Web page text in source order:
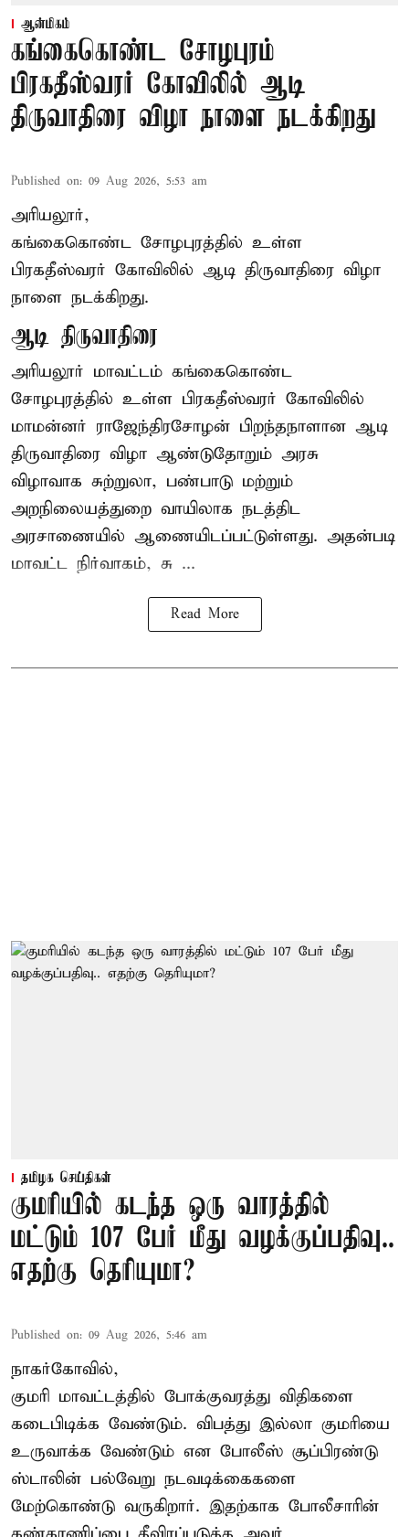
ஆன்மிகம்
கங்கைகொண்ட சோழபுரம்
பிரகதீஸ்வரர் கோவிலில் ஆடி
திருவாதிரை விழா நாளை நடக்கிறது
Published on: 09 Aug 2026, 5:53 am
அரியலூர்,
கங்கைகொண்ட சோழபுரத்தில் உள்ள
பிரகதீஸ்வரர் கோவிலில் ஆடி திருவாதிரை விழா
நாளை நடக்கிறது.
ஆடி திருவாதிரை
அரியலூர் மாவட்டம் கங்கைகொண்ட
சோழபுரத்தில் உள்ள பிரகதீஸ்வரர் கோவிலில்
மாமன்னர் ராஜேந்திரசோழன் பிறந்தநாளான ஆடி
திருவாதிரை விழா ஆண்டுதோறும் அரசு
விழாவாக சுற்றுலா, பண்பாடு மற்றும்
அறநிலையத்துறை வாயிலாக நடத்திட
அரசாணையில் ஆணையிடப்பட்டுள்ளது. அதன்படி
மாவட்ட நிர்வாகம், சு ...
Read More
தமிழக செய்திகள்
குமரியில் கடந்த ஒரு வாரத்தில்
மட்டும் 107 பேர் மீது வழக்குப்பதிவு..
எதற்கு தெரியுமா?
Published on: 09 Aug 2026, 5:46 am
நாகர்கோவில்,
குமரி மாவட்டத்தில் போக்குவரத்து விதிகளை
கடைபிடிக்க வேண்டும். விபத்து இல்லா குமரியை
உருவாக்க வேண்டும் என போலீஸ் சூப்பிரண்டு
ஸ்டாலின் பல்வேறு நடவடிக்கைகளை
மேற்கொண்டு வருகிறார். இதற்காக போலீசாரின்